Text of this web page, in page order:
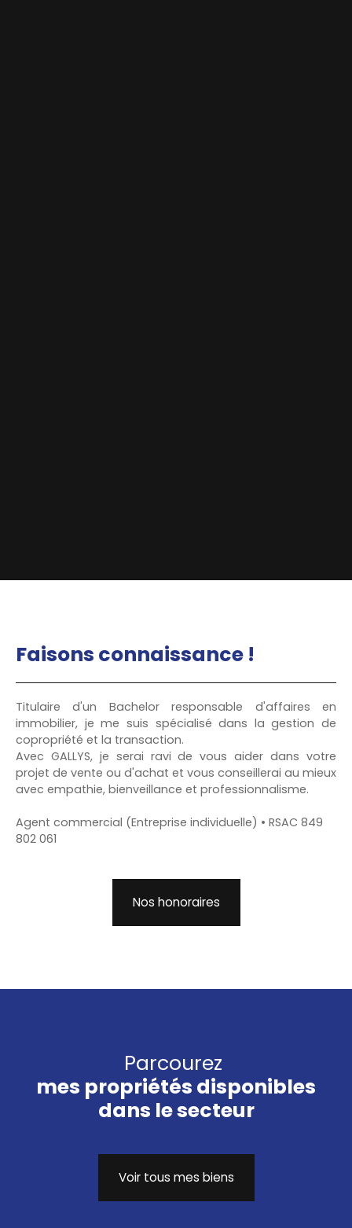
Faisons connaissance !
Titulaire d'un Bachelor responsable d'affaires en
immobilier, je me suis spécialisé dans la gestion de
copropriété et la transaction.
Avec GALLYS, je serai ravi de vous aider dans votre
projet de vente ou d'achat et vous conseillerai au mieux
avec empathie, bienveillance et professionnalisme.
Agent commercial (Entreprise individuelle) • RSAC 849
802 061
Nos honoraires
Parcourez
mes propriétés disponibles
dans le secteur
Voir tous mes biens